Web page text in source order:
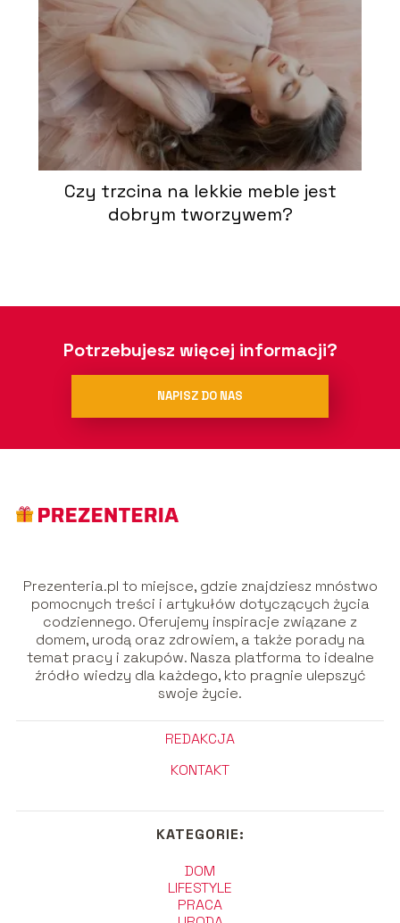
Czy trzcina na lekkie meble jest
dobrym tworzywem?
Potrzebujesz więcej informacji?
NAPISZ DO NAS
Prezenteria.pl to miejsce, gdzie znajdziesz mnóstwo
pomocnych treści i artykułów dotyczących życia
codziennego. Oferujemy inspiracje związane z
domem, urodą oraz zdrowiem, a także porady na
temat pracy i zakupów. Nasza platforma to idealne
źródło wiedzy dla każdego, kto pragnie ulepszyć
swoje życie.
REDAKCJA
KONTAKT
KATEGORIE:
DOM
LIFESTYLE
PRACA